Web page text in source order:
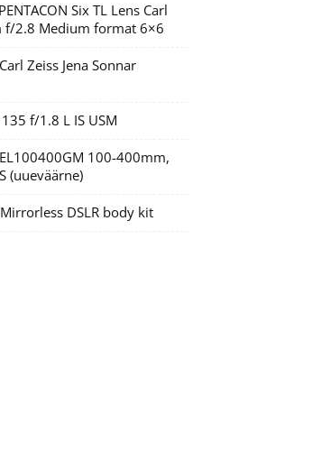
Six TL Lens Carl
f/2.8 Medium format 6×6
Zeiss Jena Sonnar
f/1.8 L IS USM
100-400mm,
(uueväärne)
DSLR body kit